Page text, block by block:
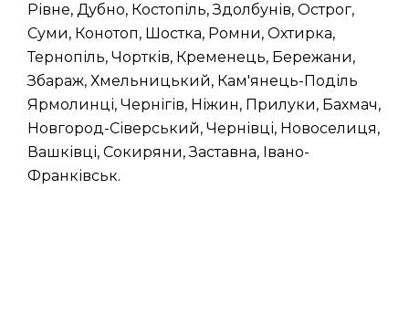
Рівне, Дубно, Костопіль, Здолбунів, Острог,
Суми, Конотоп, Шостка, Ромни, Охтирка,
Тернопіль, Чортків, Кременець, Бережани,
Збараж, Хмельницький, Кам'янець-Поділь
Ярмолинці, Чернігів, Ніжин, Прилуки, Бахмач,
Новгород-Сіверський, Чернівці, Новоселиця,
Вашківці, Сокиряни, Заставна, Івано-
Франківськ.